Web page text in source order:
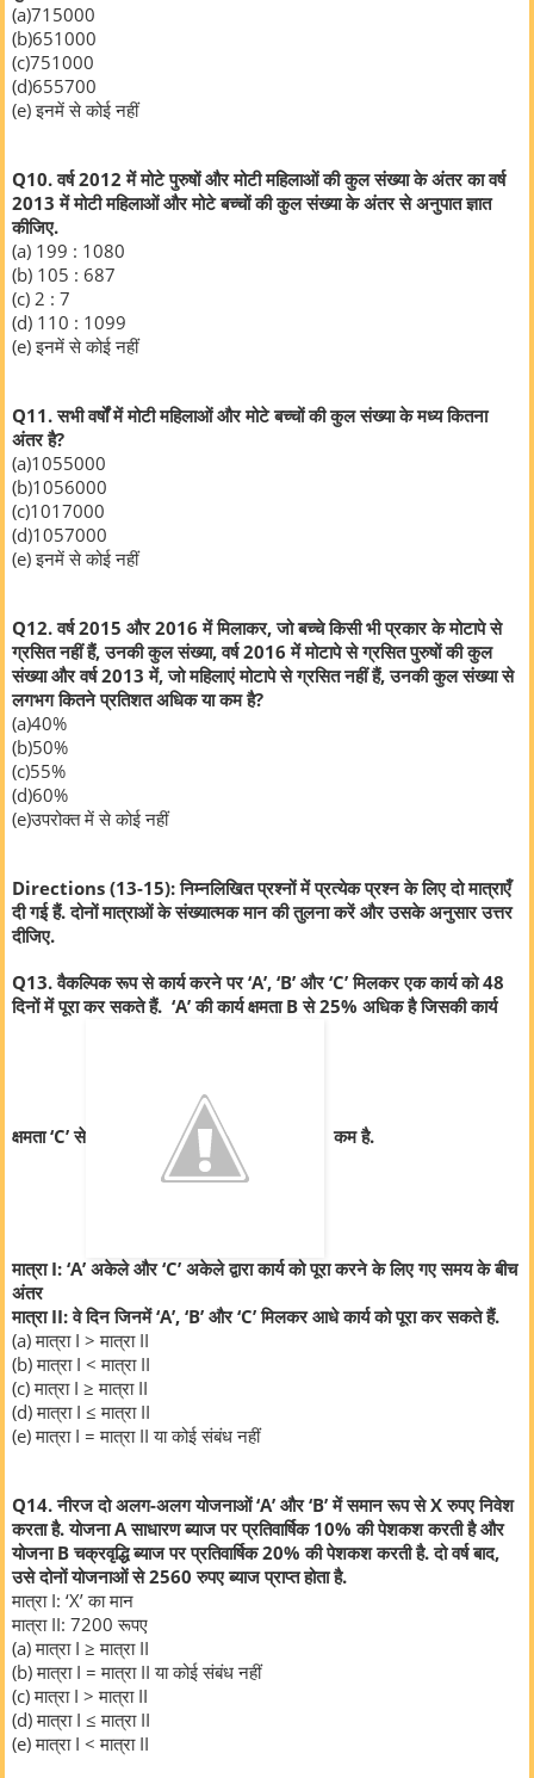
(a)715000
(b)651000
(c)751000
(d)655700
(e) इनमें से कोई नहीं
Q10. वर्ष 2012 में मोटे पुरुषों और मोटी महिलाओं की कुल संख्या के अंतर का वर्ष
2013 में मोटी महिलाओं और मोटे बच्चों की कुल संख्या के अंतर से अनुपात ज्ञात
कीजिए.
(a) 199 : 1080
(b) 105 : 687
(c) 2 : 7
(d) 110 : 1099
(e) इनमें से कोई नहीं
Q11. सभी वर्षों में मोटी महिलाओं और मोटे बच्चों की कुल संख्या के मध्य कितना
अंतर है?
(a)1055000
(b)1056000
(c)1017000
(d)1057000
(e) इनमें से कोई नहीं
Q12. वर्ष 2015 और 2016 में मिलाकर, जो बच्चे किसी भी प्रकार के मोटापे से
ग्रसित नहीं हैं, उनकी कुल संख्या, वर्ष 2016 में मोटापे से ग्रसित पुरुषों की कुल
संख्या और वर्ष 2013 में, जो महिलाएं मोटापे से ग्रसित नहीं हैं, उनकी कुल संख्या से
लगभग कितने प्रतिशत अधिक या कम है?
(a)40%
(b)50%
(c)55%
(d)60%
(e)उपरोक्त में से कोई नहीं
Directions (13-15): निम्नलिखित प्रश्नों में प्रत्येक प्रश्न के लिए दो मात्राएँ
दी गई हैं. दोनों मात्राओं के संख्यात्मक मान की तुलना करें और उसके अनुसार उत्तर
दीजिए.
Q13. वैकल्पिक रूप से कार्य करने पर ‘A’, ‘B’ और ‘C’ मिलकर एक कार्य को 48
दिनों में पूरा कर सकते हैं. ‘A’ की कार्य क्षमता B से 25% अधिक है जिसकी कार्य
क्षमता ‘C’ से कम है.
मात्रा I: ‘A’ अकेले और ‘C’ अकेले द्वारा कार्य को पूरा करने के लिए गए समय के बीच
अंतर
मात्रा II: वे दिन जिनमें ‘A’, ‘B’ और ‘C’ मिलकर आधे कार्य को पूरा कर सकते हैं.
(a) मात्रा I > मात्रा II
(b) मात्रा I < मात्रा II
(c) मात्रा I ≥ मात्रा II
(d) मात्रा I ≤ मात्रा II
(e) मात्रा I = मात्रा II या कोई संबंध नहीं
Q14. नीरज दो अलग-अलग योजनाओं ‘A’ और ‘B’ में समान रूप से X रुपए निवेश
करता है. योजना A साधारण ब्याज पर प्रतिवार्षिक 10% की पेशकश करती है और
योजना B चक्रवृद्धि ब्याज पर प्रतिवार्षिक 20% की पेशकश करती है. दो वर्ष बाद,
उसे दोनों योजनाओं से 2560 रुपए ब्याज प्राप्त होता है.
मात्रा I: ‘X’ का मान
मात्रा II: 7200 रूपए
(a) मात्रा I ≥ मात्रा II
(b) मात्रा I = मात्रा II या कोई संबंध नहीं
(c) मात्रा I > मात्रा II
(d) मात्रा I ≤ मात्रा II
(e) मात्रा I < मात्रा II